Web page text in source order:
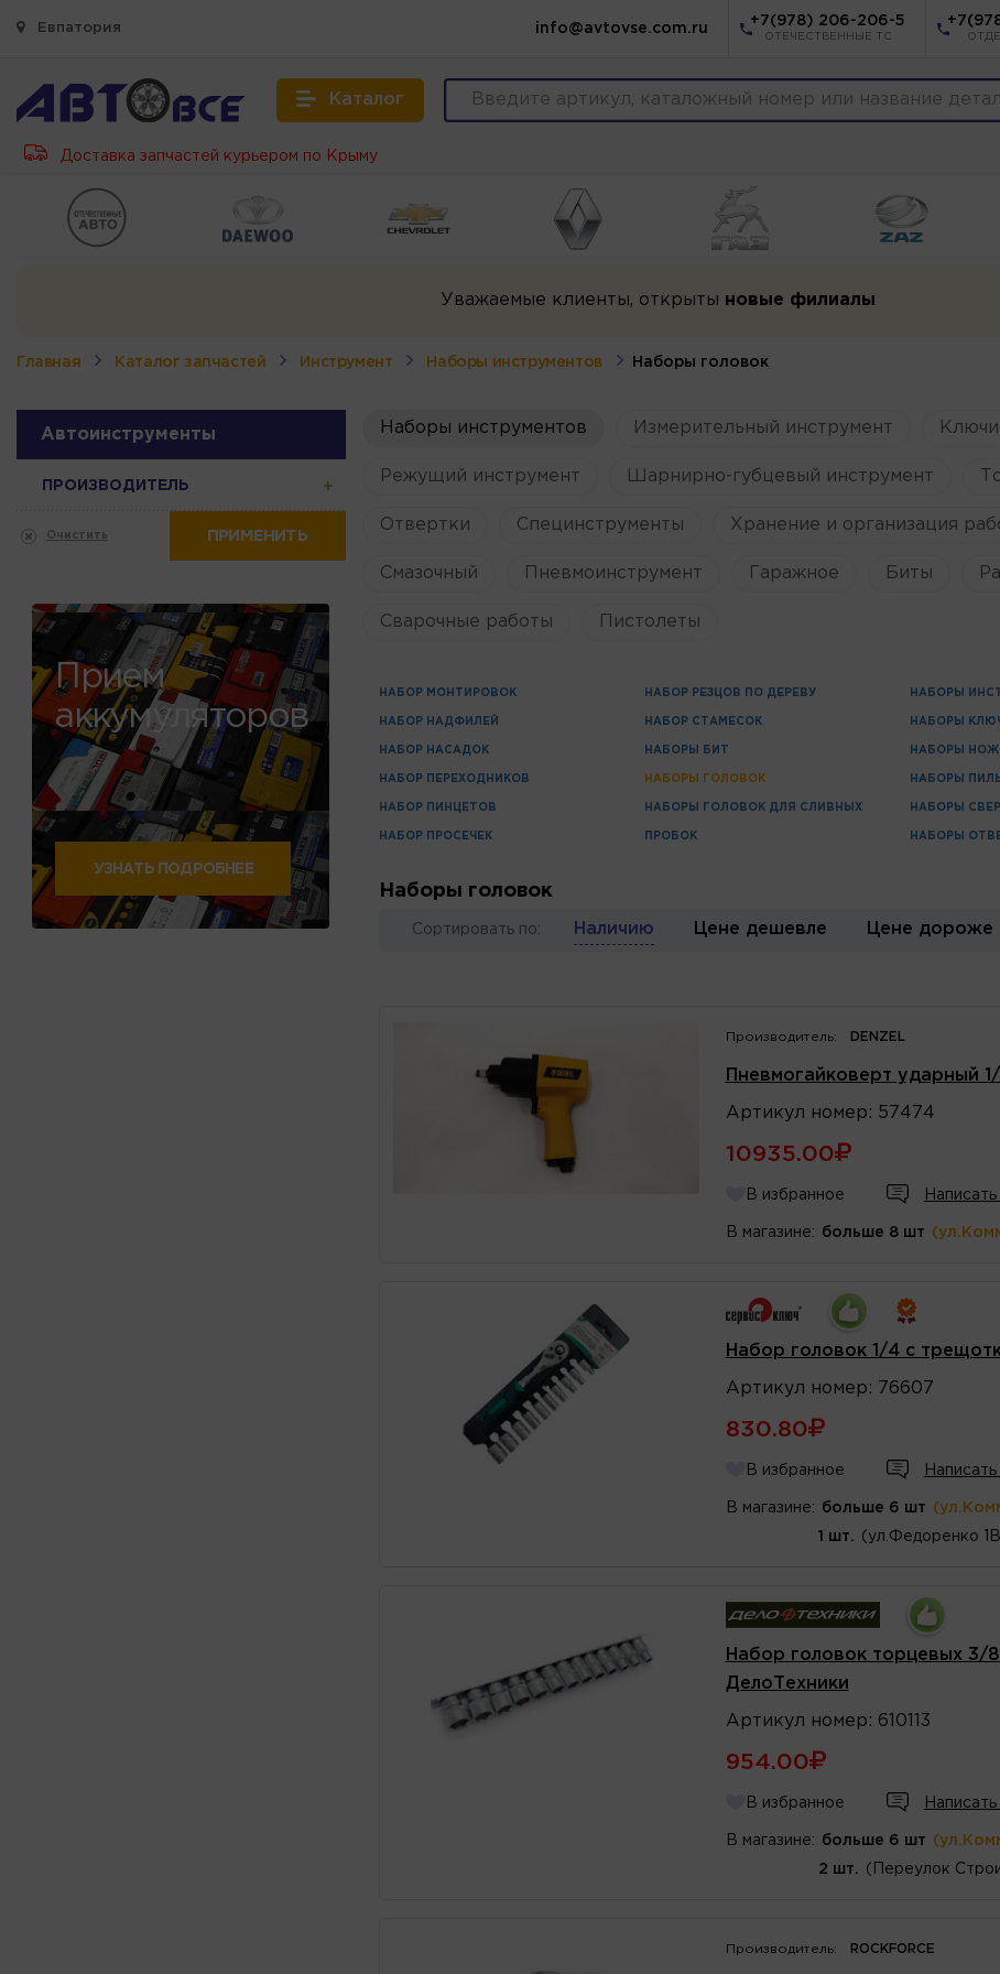
Евпатория info@avtovse.com.ru
+7(978) 206-206-5
ОТЕЧЕСТВЕННЫЕ ТС
Каталог
Доставка запчастей курьером по Крыму
Уважаемые клиенты, открыты новые филиалы
Главная Каталог запчастей Инструмент Наборы инструментов Наборы головок
Автоинструменты
ПРОИЗВОДИТЕЛЬ
Очистить ПРИМЕНИТЬ
Прием
аккумуляторов
УЗНАТЬ ПОДРОБНЕЕ
Наборы инструментов Измерительный инструмент Ключи
Режущий инструмент Шарнирно-губцевый инструмент
Отвертки Специнструменты Хранение и организация
Смазочный Пневмоинструмент Гаражное Биты
Сварочные работы Пистолеты
НАБОР МОНТИРОВОК
НАБОР НАДФИЛЕЙ
НАБОР НАСАДОК
НАБОР ПЕРЕХОДНИКОВ
НАБОР ПИНЦЕТОВ
НАБОР ПРОСЕЧЕК
НАБОР РЕЗЦОВ ПО ДЕРЕВУ
НАБОР СТАМЕСОК
НАБОРЫ БИТ
НАБОРЫ ГОЛОВОК
НАБОРЫ ГОЛОВОК ДЛЯ СЛИВНЫХ
ПРОБОК
НАБОРЫ
НАБОРЫ
НАБОРЫ
НАБОРЫ
НАБОРЫ
НАБОРЫ
Наборы головок
Сортировать по: Наличию Цене дешевле Цене дороже
Производитель: DENZEL
Пневмогайковерт ударный
Артикул номер : 57474
10935.00
В избранное
В магазине: больше 8 шт
Набор головок 1/4 с
Артикул номер : 76607
830.80
В избранное
В магазине: больше 6 шт
1 шт. (ул.Федоренко
Набор головок торцевых 3/
ДелоТехники
Артикул номер : 610113
954.00
В избранное
В магазине: больше 6 шт
2 шт. (Переулок
Производитель: ROCKFORCE